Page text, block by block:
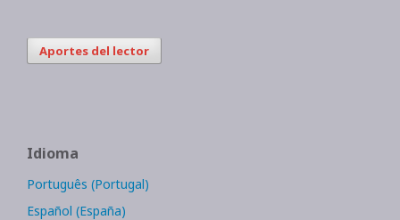
Aportes del lector
Idioma
Português (Portugal)
Español (España)